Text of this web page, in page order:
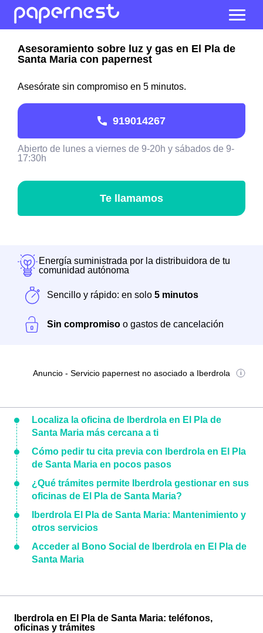
Asesoramiento sobre luz y gas en El Pla de
Santa Maria con papernest
Asesórate sin compromiso en 5 minutos.
919014267
Abierto de lunes a viernes de 9-20h y sábados de 9-
17:30h
Te llamamos
Energía suministrada por la distribuidora de tu
comunidad autónoma
Sencillo y rápido: en solo 5 minutos
Sin compromiso o gastos de cancelación
Anuncio - Servicio papernest no asociado a Iberdrola
Localiza la oficina de Iberdrola en El Pla de
Santa Maria más cercana a ti
Cómo pedir tu cita previa con Iberdrola en El Pla
de Santa Maria en pocos pasos
¿Qué trámites permite Iberdrola gestionar en sus
oficinas de El Pla de Santa Maria?
Iberdrola El Pla de Santa Maria: Mantenimiento y
otros servicios
Acceder al Bono Social de Iberdrola en El Pla de
Santa Maria
Iberdrola en El Pla de Santa Maria: teléfonos,
oficinas y trámites